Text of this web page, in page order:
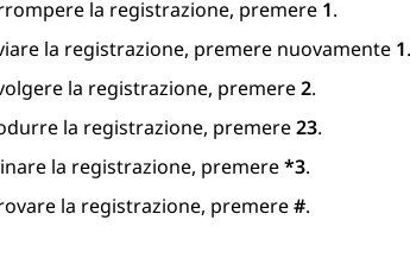
la registrazione, premere 1.
la registrazione, premere nuovamente 1.
la registrazione, premere2.
la registrazione, premere23.
la registrazione, premere*3.
la registrazione, premere#.